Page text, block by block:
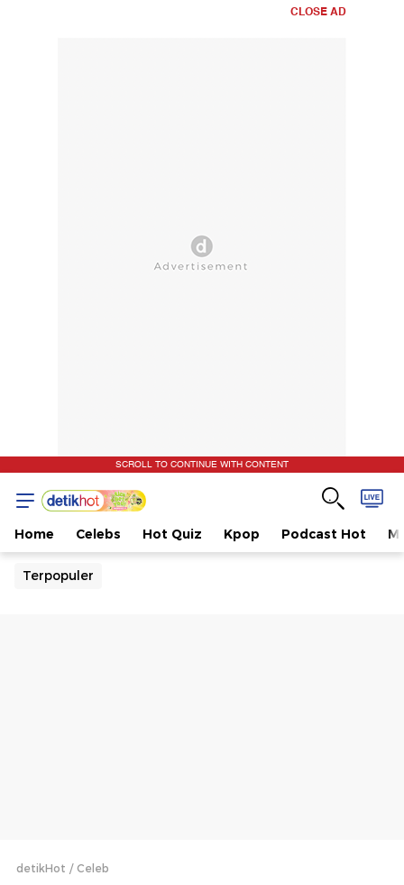
CLOSE AD
SCROLL TO CONTINUE WITH CONTENT
Home Celebs Hot Quiz Kpop Podcast Hot
Terpopuler
detikHot Celeb